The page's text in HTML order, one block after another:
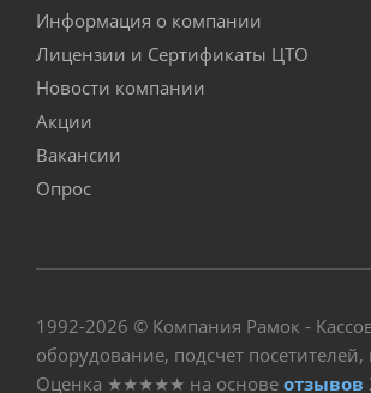
Информация о компании
Лицензии и Сертификаты ЦТО
Новости компании
Акции
Вакансии
Опрос
1992-2026 © Компания Рамок -
оборудование, подсчет
Оценка ★★★★★ на основе отзывов